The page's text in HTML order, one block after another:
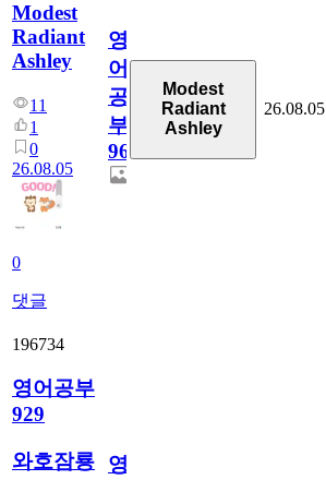
Modest
Radiant
Ashley
11
1
0
26.08.05
0
댓글
영
어
공
부
96
Modest
Radiant
Ashley
26.08.05
196734
영어공부
929
와호잠룡
영